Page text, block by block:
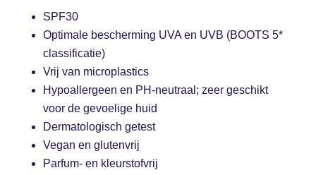
SPF30
Optimale bescherming UVA en UVB (BOOTS 5*
classificatie)
Vrij van microplastics
Hypoallergeen en PH-neutraal; zeer geschikt
voor de gevoelige huid
Dermatologisch getest
Vegan en glutenvrij
Parfum- en kleurstofvrij